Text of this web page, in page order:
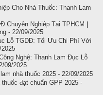
Cho Nhà Thuốc: Thanh Lam
Chuyên Nghiệp Tại TPHCM |
- 22/09/2025
Lỗ TGDĐ: Tối Ưu Chi Phí Với
Nghệ: Thanh Lam Đục Lỗ
09/2025
nhà thuốc 2025 - 22/09/2025
đạt chuẩn GPP 2025 -